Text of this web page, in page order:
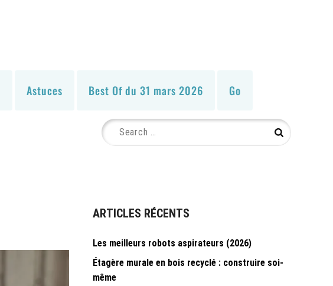
Astuces Best Of du 31 mars 2026 Go
Search
for:
Search
ARTICLES RÉCENTS
Les meilleurs robots aspirateurs (2026)
Étagère murale en bois recyclé : construire soi-
même